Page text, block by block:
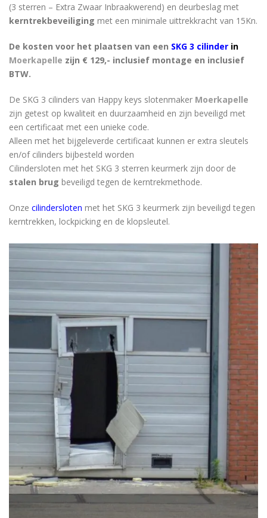
(3 sterren – Extra Zwaar Inbraakwerend) en deurbeslag met
kerntrekbeveiliging met een minimale uittrekkracht van 15Kn.
De kosten voor het plaatsen van een SKG 3 cilinder in
Moerkapelle zijn € 129,- inclusief montage en inclusief
BTW.
De SKG 3 cilinders van Happy keys slotenmaker Moerkapelle
zijn getest op kwaliteit en duurzaamheid en zijn beveiligd met
een certificaat met een unieke code.
Alleen met het bijgeleverde certificaat kunnen er extra sleutels
en/of cilinders bijbesteld worden
Cilindersloten met het SKG 3 sterren keurmerk zijn door de
stalen brug beveiligd tegen de kerntrekmethode.
Onze cilindersloten met het SKG 3 keurmerk zijn beveiligd tegen
kerntrekken, lockpicking en de klopsleutel.